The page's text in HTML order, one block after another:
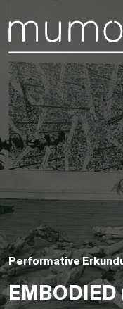
Performative
EMBODIED